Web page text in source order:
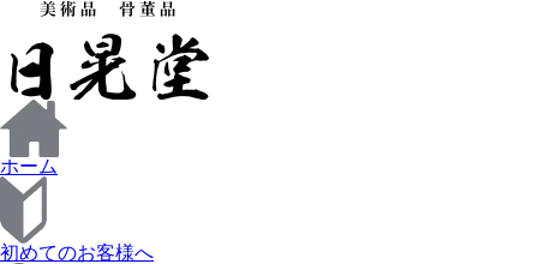
ホーム
初めてのお客様へ